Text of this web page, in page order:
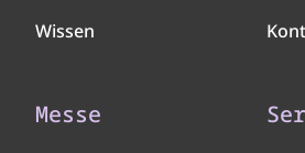
Wissen
Messe